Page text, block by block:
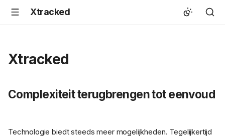
Xtracked
Xtracked
Complexiteit terugbrengen tot eenvoud
Technologie biedt steeds meer mogelijkheden. Tegelijkertijd